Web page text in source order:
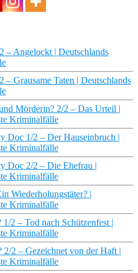
– Angelockt | Deutschlands
– Grausame Taten | Deutschlands
Mörderin? 2/2 – Das Urteil |
Kriminalfälle
Doc 1/2 – Der Hauseinbruch |
Kriminalfälle
Doc 2/2 – Die Ehefrau |
Kriminalfälle
Wiederholungstäter? |
Kriminalfälle
2 – Tod nach Schützenfest |
Kriminalfälle
2 – Gezeichnet von der Haft |
Kriminalfälle